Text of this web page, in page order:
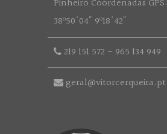
Pinheiro Coordenadas GPS:
38º50'04" 9º18'42"
219 151 572 - 965 134 949
geral@vitorcerqueira.pt